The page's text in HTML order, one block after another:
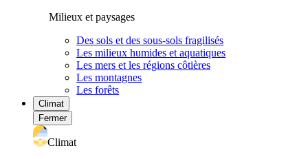
Milieux et paysages
Des sols et des sous-sols fragilisés
Les milieux humides et aquatiques
Les mers et les régions côtières
Les montagnes
Les forêts
Climat
Fermer
Climat